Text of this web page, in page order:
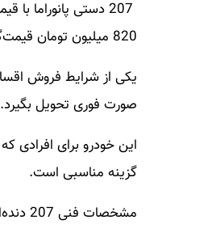
820 میلیون تومان قیمت‌گذاری شده است.
صورت فوری تحویل بگیرد.
گزینه مناسبی است.
مشخصات فنی 207 دنده‌ای ارتقا یافته